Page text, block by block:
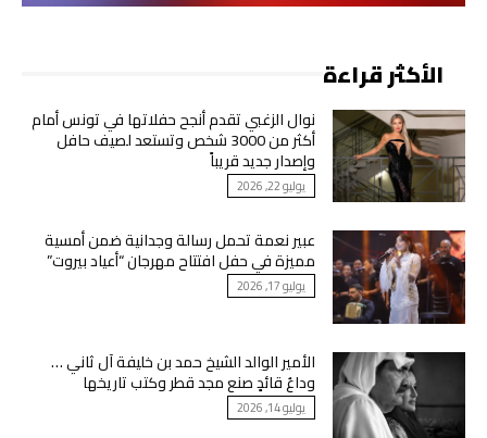
الأكثر قراءة
نوال الزغبي تقدم أنجح حفلاتها في تونس أمام
أكثر من 3000 شخص وتستعد لصيف حافل
وإصدار جديد قريباً
يوليو 22, 2026
عبير نعمة تحمل رسالة وجدانية ضمن أمسية
مميزة في حفل افتتاح مهرجان “أعياد بيروت”
يوليو 17, 2026
الأمير الوالد الشيخ حمد بن خليفة آل ثاني …
وداعُ قائدٍ صنع مجد قطر وكتب تاريخها
يوليو 14, 2026